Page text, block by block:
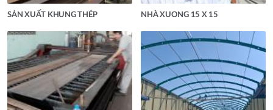
SẢN XUẤT KHUNG THÉP NHÀ XUONG 15 X 15